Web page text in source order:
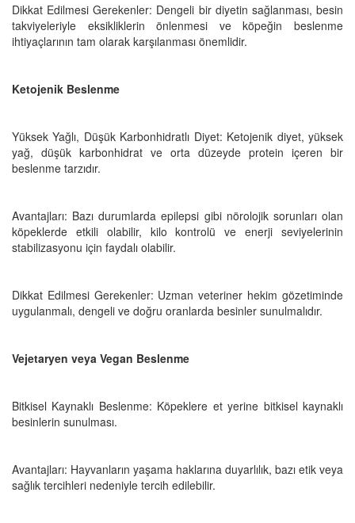
Dikkat Edilmesi Gerekenler: Dengeli bir diyetin sağlanması, besin
takviyeleriyle eksikliklerin önlenmesi ve köpeğin beslenme
ihtiyaçlarının tam olarak karşılanması önemlidir.
Ketojenik Beslenme
Yüksek Yağlı, Düşük Karbonhidratlı Diyet: Ketojenik diyet, yüksek
yağ, düşük karbonhidrat ve orta düzeyde protein içeren bir
beslenme tarzıdır.
Avantajları: Bazı durumlarda epilepsi gibi nörolojik sorunları olan
köpeklerde etkili olabilir, kilo kontrolü ve enerji seviyelerinin
stabilizasyonu için faydalı olabilir.
Dikkat Edilmesi Gerekenler: Uzman veteriner hekim gözetiminde
uygulanmalı, dengeli ve doğru oranlarda besinler sunulmalıdır.
Vejetaryen veya Vegan Beslenme
Bitkisel Kaynaklı Beslenme: Köpeklere et yerine bitkisel kaynaklı
besinlerin sunulması.
Avantajları: Hayvanların yaşama haklarına duyarlılık, bazı etik veya
sağlık tercihleri nedeniyle tercih edilebilir.